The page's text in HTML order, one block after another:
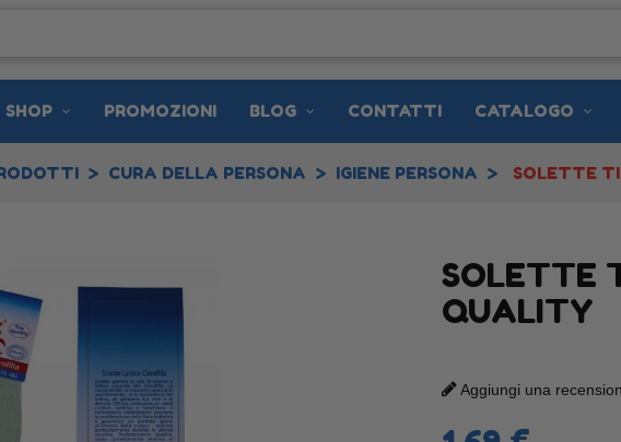
SHOP PROMOZIONI BLOG CONTATTI CATALOGO
CURA DELLA PERSONA IGIENE PERSONA SOLETTE
SOLETTE
QUALITY
Aggiungi una